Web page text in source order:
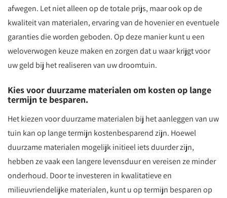
afwegen. Let niet alleen op de totale prijs, maar ook op de
kwaliteit van materialen, ervaring van de hovenier en eventuele
garanties die worden geboden. Op deze manier kunt u een
weloverwogen keuze maken en zorgen dat u waar krijgt voor
uw geld bij het realiseren van uw droomtuin.
Kies voor duurzame materialen om kosten op lange
termijn te besparen.
Het kiezen voor duurzame materialen bij het aanleggen van uw
tuin kan op lange termijn kostenbesparend zijn. Hoewel
duurzame materialen mogelijk initieel iets duurder zijn,
hebben ze vaak een langere levensduur en vereisen ze minder
onderhoud. Door te investeren in kwalitatieve en
milieuvriendelijke materialen, kunt u op termijn besparen op